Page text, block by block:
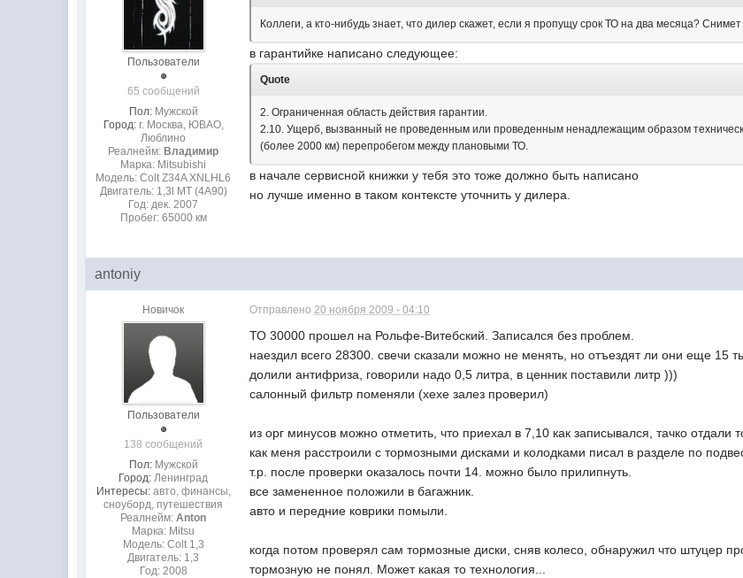
Пользователи
65 сообщений
Пол: Мужской
Город: г. Москва, ЮВАО,
Люблино
Реалнейм: Владимир
Марка: Mitsubishi
Модель: Colt Z34A XNLHL6
Двигатель: 1,3l MT (4А90)
Год: дек. 2007
Пробег: 65000 км
Коллеги, а кто-нибудь знает, что дилер скажет, если я пропущу срок ТО на два месяца?
в гарантийке написано следующее:
Quote
2. Ограниченная область действия гарантии.
2.10. Ущерб, вызванный не проведенным или проведенным ненадлежащим образом
(более 2000 км) перепробегом между плановыми ТО.
в начале сервисной книжки у тебя это тоже должно быть написано
но лучше именно в таком контексте уточнить у дилера.
antoniy
Новичок
Пользователи
138 сообщений
Пол: Мужской
Город: Ленинград
Интересы: авто, финансы,
сноуборд, путешествия
Реалнейм:Anton
Марка: Mitsu
Модель: Colt 1,3
Двигатель: 1,3
Год: 2008
Отправлено20 ноября 2009 - 04:10
ТО 30000 прошел на Рольфе-Витебский. Записался без проблем.
наездил всего 28300. свечи сказали можно не менять, но отъездят ли они еще 15
долили антифриза, говорили надо 0,5 литра, в ценник поставили литр )))
салонный фильтр поменяли (хехе залез проверил)
из орг минусов можно отметить, что приехал в 7,10 как записывался, тачко отдали
как меня расстроили с тормозными дисками и колодками писал в разделе по
т.р. после проверки оказалось почти 14. можно было прилипнуть.
все замененное положили в багажник.
авто и передние коврики помыли.
когда потом проверял сам тормозные диски, сняв колесо, обнаружил что штуцер
тормозную не понял. Может какая то технология...